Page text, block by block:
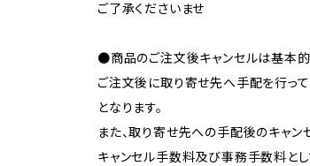
ご了承くださいませ
●商品のご注文後キャンセルは基本的
ご注文後に取り寄せ先へ手配を行っ
となります。
また、取り寄せ先への手配後のキャン
キャンセル手数料及び事務手数料と